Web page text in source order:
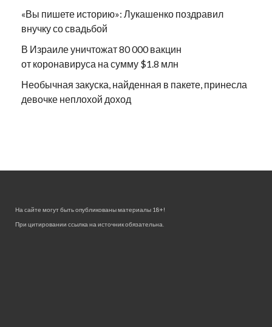
«Вы пишете историю»: Лукашенко поздравил
внучку со свадьбой
В Израиле уничтожат 80 000 вакцин
от коронавируса на сумму $1.8 млн
Необычная закуска, найденная в пакете, принесла
девочке неплохой доход
На сайте могут быть опубликованы материалы 18+!
При цитировании ссылка на источник обязательна.